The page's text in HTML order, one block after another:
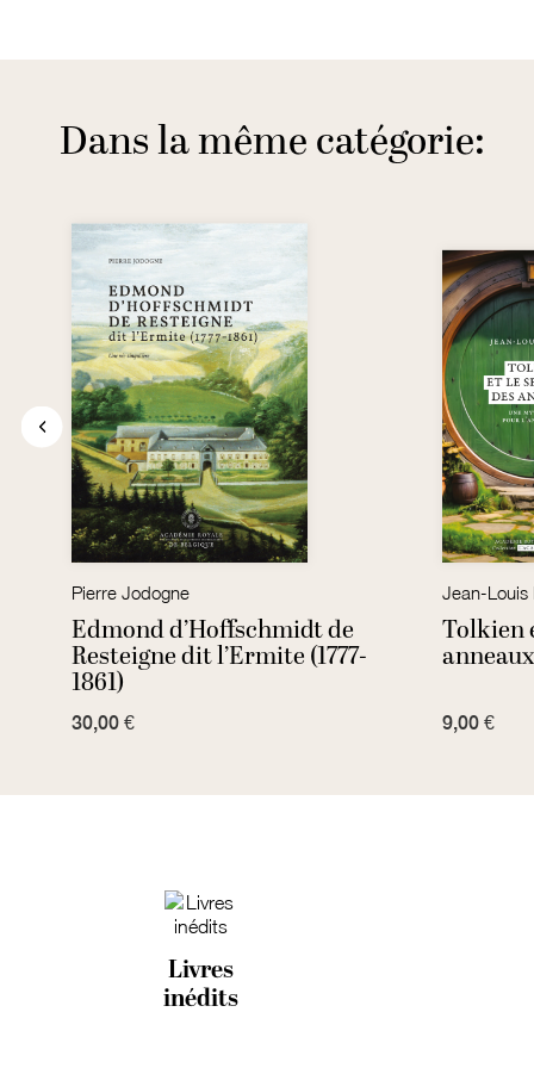
Dans la même catégorie:
Pierre Jodogne
Edmond d’Hoffschmidt de
Resteigne dit l’Ermite (1777-
1861)
30,00 €
Jean-Louis
Tolkien
anneaux
9,00 €
Livres
inédits